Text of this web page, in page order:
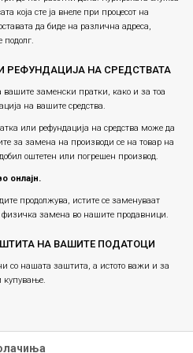
која сте ја внеле при процесот на
да биде на различна адреса,
подолг.
РЕФУНДАЦИЈА НА СРЕДСТВАТА
заменски пратки, како и за тоа
на вашите средства.
или рефундацијa на средства може да
за замена на производи се на товар на
оштетен или погрешен производ.
онлајн.
продолжува, истите се заменуваат
замена во нашите продавници.
НА ВАШИТЕ ПОДАТОЦИ
со нашата заштита, а истото важи и за
купување.